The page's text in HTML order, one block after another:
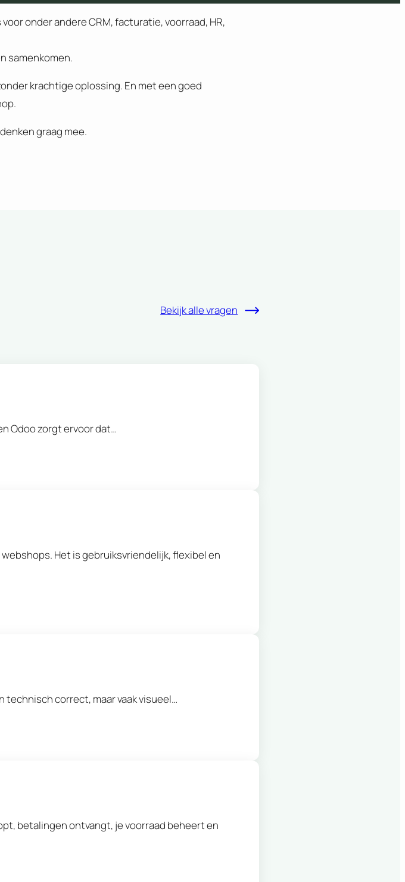
onder andere CRM, facturatie, voorraad, HR,
samenkomen.
krachtige oplossing. En met een goed
graag mee.
Bekijk alle vragen
Odoo zorgt ervoor dat…
Het is gebruiksvriendelijk, flexibel en
technisch correct, maar vaak visueel…
betalingen ontvangt, je voorraad beheert en